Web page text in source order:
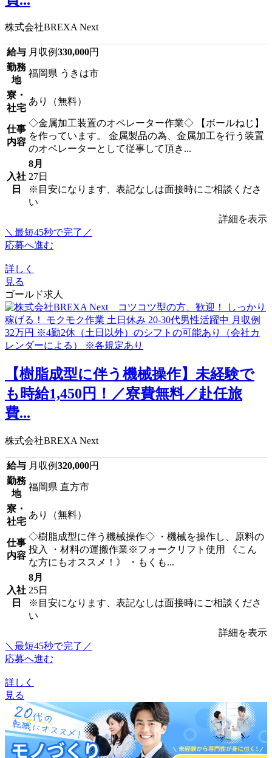
株式会社BREXA Next
給与 月収例330,000円
勤務
地
福岡県 うきは市
寮・
社宅
あり（無料）
仕事
内容
◇金属加工装置のオペレーター作業◇ 【ボールねじ】
を作っています。 金属製品の為、金属加工を行う装置
のオペレーターとして従事して頂き...
入社
日
8月
27日
※目安になります、表記なしは面接時にご相談くださ
い
詳細を表示
＼最短45秒で完了／
応募へ進む
詳しく
見る
ゴールド求人
【樹脂成型に伴う機械操作】未経験で
も時給1,450円！／寮費無料／赴任旅
費...
株式会社BREXA Next
給与 月収例320,000円
勤務
地
福岡県 直方市
寮・
社宅
あり（無料）
仕事
内容
◇樹脂成型に伴う機械操作◇ ・機械を操作し、原料の
投入 ・材料の運搬作業※フォークリフト使用 《こん
な方にもオススメ！》 ・もくも...
入社
日
8月
25日
※目安になります、表記なしは面接時にご相談くださ
い
詳細を表示
＼最短45秒で完了／
応募へ進む
詳しく
見る